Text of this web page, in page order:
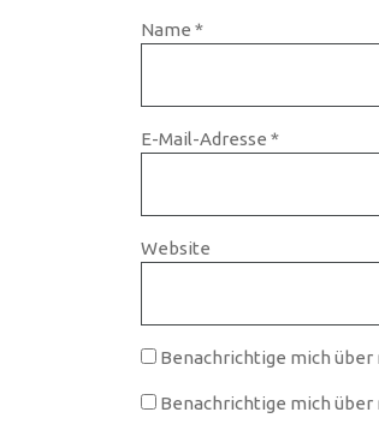
Name *
E-Mail-Adresse *
Website
Benachrichtige mich
Benachrichtige mich über